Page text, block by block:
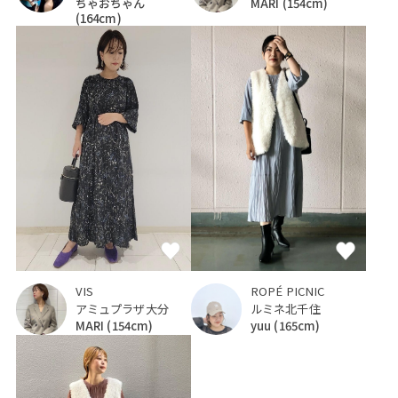
(164cm)
VIS
アミュプラザ大分
MARI (154cm)
ROPÉ PICNIC
ルミネ北千住
yuu (165cm)